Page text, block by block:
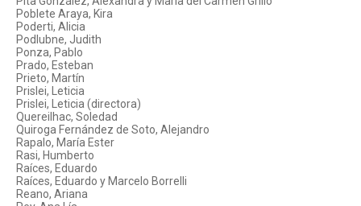
Poblete Araya, Kira
Poderti, Alicia
Podlubne, Judith
Ponza, Pablo
Prado, Esteban
Prieto, Martín
Prislei, Leticia
Prislei, Leticia (directora)
Quereilhac, Soledad
Quiroga Fernández de Soto, Alejandro
Rapalo, María Ester
Rasi, Humberto
Raíces, Eduardo
Raíces, Eduardo y Marcelo Borrelli
Reano, Ariana